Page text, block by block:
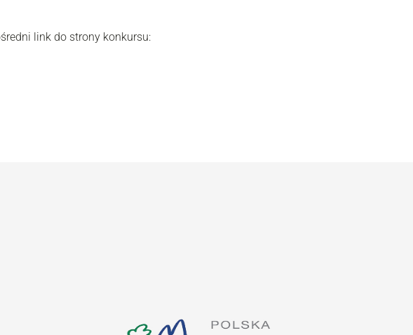
link do strony konkursu: